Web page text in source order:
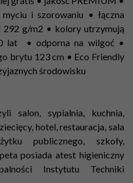
i szorowaniu • łączna
292 g/m2 • kolory utrzymują
lat • odporna na wilgoć •
brytu 123 cm • Eco Friendly
środowisku
salon, sypialnia, kuchnia,
hotel, restauracja, sala
publicznego, szkoły,
posiada atest higieniczny
Instytutu Techniki